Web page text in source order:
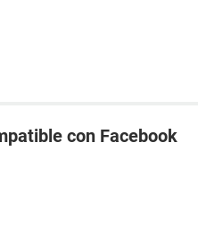
con Facebook